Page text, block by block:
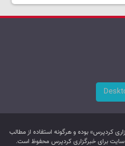
کردپرس» بوده و هرگونه استفاده از مطالب
سایت برای خبرگزاری کردپرس محفوظ است.